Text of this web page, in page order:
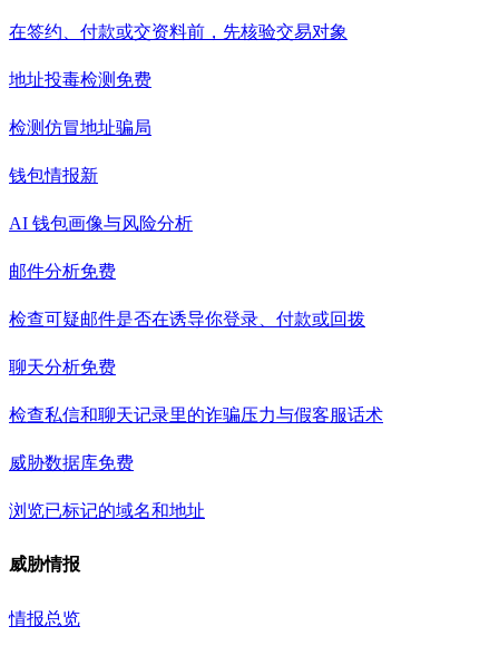
在签约、付款或交资料前，先核验交易对象
地址投毒检测 免费
检测仿冒地址骗局
钱包情报新
AI 钱包画像与风险分析
邮件分析免费
检查可疑邮件是否在诱导你登录、付款或回拨
聊天分析免费
检查私信和聊天记录里的诈骗压力与假客服话术
威胁数据库免费
浏览已标记的域名和地址
威胁情报
情报总览